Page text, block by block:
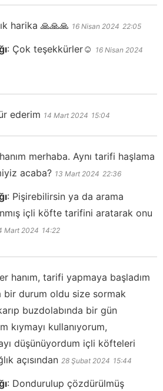
harika 🙏🙏🙏 16 Nisan 2024 22:05
: Çok teşekkürler☺️ 16 Nisan 2024
ederim 14 Mart 2024 15:04
merhaba. Aynı tarifi haşlama
acaba? 13 Mart 2024 22:36
: Pişirebilirsin ya da arama
içli köfte tarifini aratarak onu
Mart 2024 14:22
hanım, tarifi yapmaya başladım
durum oldu size sormak
buzdolabında bir gün
kıymayı kullanıyorum,
düşünüyordum içli köfteleri
açısından 28 Şubat 2024 15:44
: Dondurulup çözdürülmüş